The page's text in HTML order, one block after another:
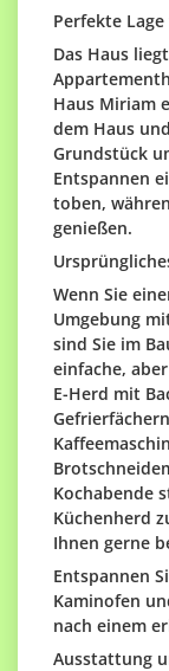
Perfekte
Das Haus
Haus Miriam
dem Haus
Grundstück
Entspannen
toben,
genießen.
Wenn Sie
Umgebung
sind Sie im
einfache,
E-Herd mit
Kochabende
Küchenherd
Ihnen gerne
Entspannen
Kaminofen
nach einem
Ausstattung